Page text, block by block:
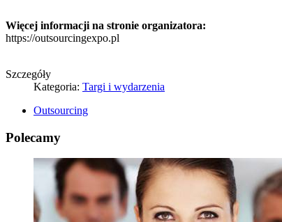
Więcej informacji na stronie organizatora:
https://outsourcingexpo.pl
Szczegóły
Kategoria: Targi i wydarzenia
Outsourcing
Polecamy